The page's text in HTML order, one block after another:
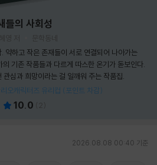
들의 사회성
약하고 작은 존재들이 서로 연결되어 나아가는
기존 작품들과 다르게 따스한 온기가 돋보인다.
심과 희망이라는 걸 일깨워 주는 작품집.
오캐릭터즈 유리컵 (포인트 차감)
10.0
2026.08.08 00:40 기준